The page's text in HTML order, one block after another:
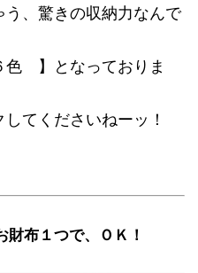
、驚きの収納力なんで
】となっておりま
てくださいねーッ！
布１つで、ＯＫ！